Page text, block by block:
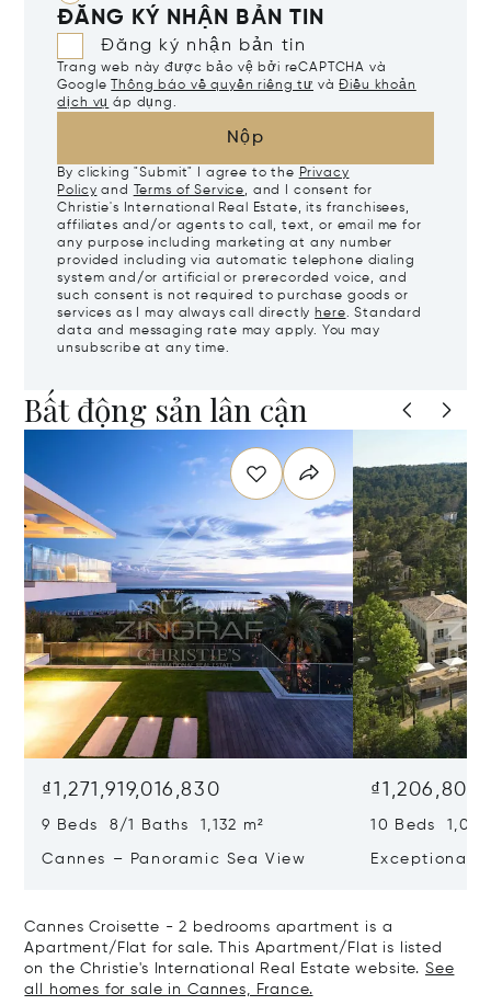
ĐĂNG KÝ NHẬN BẢN TIN
Đăng ký nhận bản tin
Trang web này được bảo vệ bởi reCAPTCHA và
Google
Thông báo về quyền riêng tư vàĐiều khoản
dịch vụ áp dụng.
Nộp
By clicking "Submit" I agree to the Privacy
Policy and Terms of Service, and I consent for
Christie's International Real Estate, its franchisees,
affiliates and/or agents to call, text, or email me for
any purpose including marketing at any number
provided including via automatic telephone dialing
system and/or artificial or prerecorded voice, and
such consent is not required to purchase goods or
services as I may always call directly here. Standard
data and messaging rate may apply. You may
unsubscribe at any time.
Bất động sản lân cận
₫1,271,919,016,830
9 Beds 8/1 Baths 1,132 m²
Cannes – Panoramic Sea View
10 Beds 1,020
Exceptional
Cannes Croisette - 2 bedrooms apartment is a
Apartment/Flat for sale. This Apartment/Flat is listed
on the Christie's International Real Estate website. See
all homes for sale in Cannes, France.